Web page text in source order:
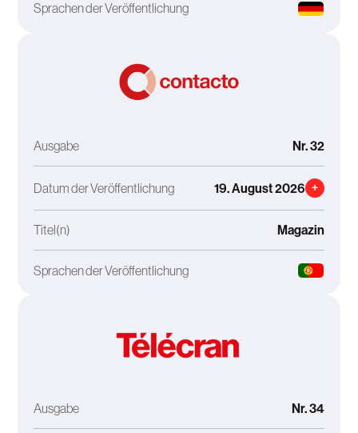
Sprachen der Veröffentlichung
Ausgabe Nr. 32
Datum der Veröffentlichung 19. August 2026 +
Titel(n) Magazin
Sprachen der Veröffentlichung
Ausgabe Nr. 34